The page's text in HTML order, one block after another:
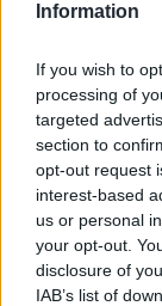
Information
If you wish to
processing of
targeted
section to
opt-out request
interest-based
us or personal
your opt-out.
disclosure of
IAB’s list of
Σε αυτό το
της
σημεία,